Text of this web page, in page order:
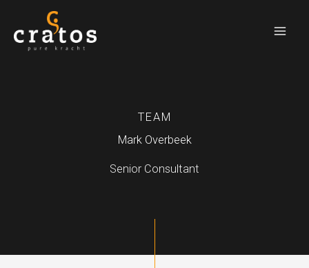
naar
TEAM
Mark Overbeek
Senior Consultant